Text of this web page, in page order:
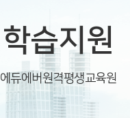
학습지원
에듀에버원격평생교육원